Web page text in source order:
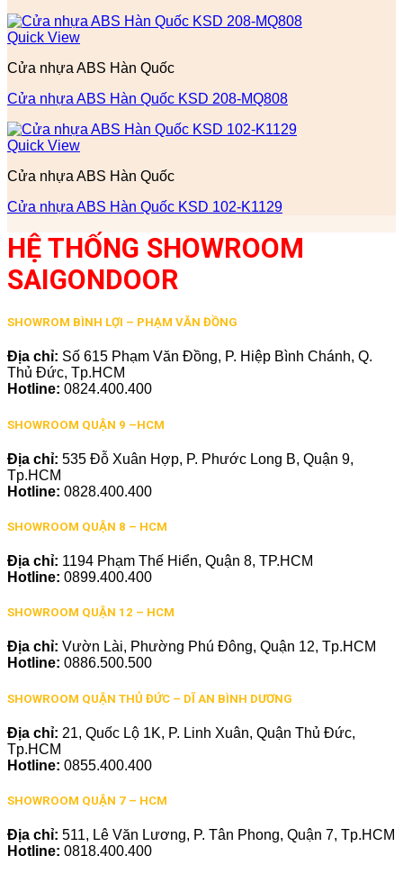
Quick View
Cửa nhựa ABS Hàn Quốc
Cửa nhựa ABS Hàn Quốc KSD 208-MQ808
Quick View
Cửa nhựa ABS Hàn Quốc
Cửa nhựa ABS Hàn Quốc KSD 102-K1129
HỆ THỐNG SHOWROOM
SAIGONDOOR
SHOWROM BÌNH LỢI – PHẠM VĂN ĐỒNG
Địa chỉ: Số 615 Phạm Văn Đồng, P. Hiệp Bình Chánh, Q.
Thủ Đức, Tp.HCM
Hotline: 0824.400.400
SHOWROOM QUẬN 9 –HCM
Địa chỉ: 535 Đỗ Xuân Hợp, P. Phước Long B, Quận 9,
Tp.HCM
Hotline: 0828.400.400
SHOWROOM QUẬN 8 – HCM
Địa chỉ: 1194 Phạm Thế Hiển, Quận 8, TP.HCM
Hotline: 0899.400.400
SHOWROOM QUẬN 12 – HCM
Địa chỉ: Vườn Lài, Phường Phú Đông, Quận 12, Tp.HCM
Hotline: 0886.500.500
SHOWROOM QUẬN THỦ ĐỨC – DĨ AN BÌNH DƯƠNG
Địa chỉ: 21, Quốc Lộ 1K, P. Linh Xuân, Quận Thủ Đức,
Tp.HCM
Hotline: 0855.400.400
SHOWROOM QUẬN 7 – HCM
Địa chỉ: 511, Lê Văn Lương, P. Tân Phong, Quận 7, Tp.HCM
Hotline: 0818.400.400